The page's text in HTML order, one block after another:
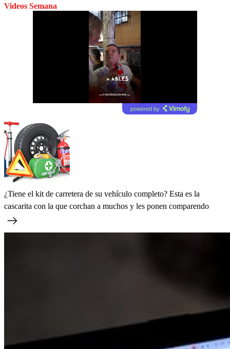
Videos Semana
powered by
¿Tiene el kit de carretera de su vehículo completo? Esta es la
cascarita con la que corchan a muchos y les ponen comparendo